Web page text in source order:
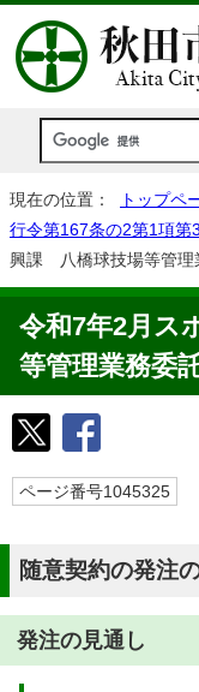
現在の位置： トップペ
行令第167条の2第1項第
興課 八橋球技場等管理
令和7年2月ス
等管理業務委
ページ番号1045325
随意契約の発注
発注の見通し